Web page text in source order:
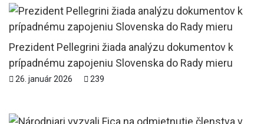
Prezident Pellegrini žiada analýzu dokumentov k
prípadnému zapojeniu Slovenska do Rady mieru
26. január 2026 239